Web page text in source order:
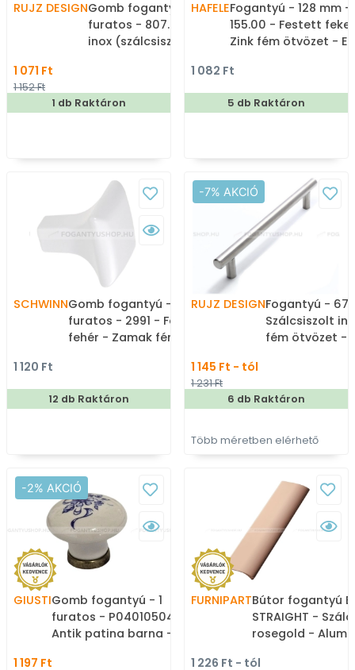
RUJZ DESIGNGomb fogantyú - 1
furatos - 807.24 - Ezüst
inox (szálcsiszolt) -
Fém gombfogantyú,
bútorgomb (szögletes,
kerek)
1 071 Ft
1 152 Ft
1 db Raktáron
HAFELEFogantyú - 128 mm -
155.00 - Festett
Zink fém ötvözet -
színes fém
bútorfogantyú
1 082 Ft
5 db Raktáron
SCHWINNGomb fogantyú - 1
furatos - 2991 - Festett
fehér - Zamak fém
bútorgomb
1 120 Ft
12 db Raktáron
-7% AKCIÓ
RUJZ DESIGNFogantyú -
Szálcsiszolt
fém ötvözet -
1 145 Ft - tól
1 231 Ft
6 db Raktáron
Több méretben elérhető
-2% AKCIÓ
GIUSTIGomb fogantyú - 1
furatos - P04010504 -
Antik patina barna -
1 197 Ft
FURNIPARTBútor fogantyú
STRAIGHT -
rosegold -
színes fém
1 226 Ft - tól